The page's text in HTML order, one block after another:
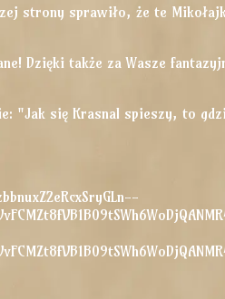
strony sprawiło, że te
Dzięki także za Wasze
"Jak się Krasnal spieszy, to